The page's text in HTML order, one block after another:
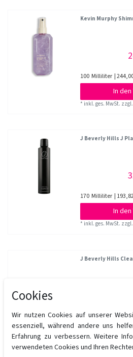
Kevin Murphy
100 Milliliter |
In
* inkl. ges. MwSt.
J Beverly Hills J
170 Milliliter |
In
* inkl. ges. MwSt.
J Beverly Hills
71 Gramm| 323,24
In
inkl. ges. MwSt. zzgl.
Cookies
Wir nutzen Cookies auf unserer
essenziell, während andere uns
Erfahrung zu verbessern. Weitere
verwendeten Cookies und Ihren